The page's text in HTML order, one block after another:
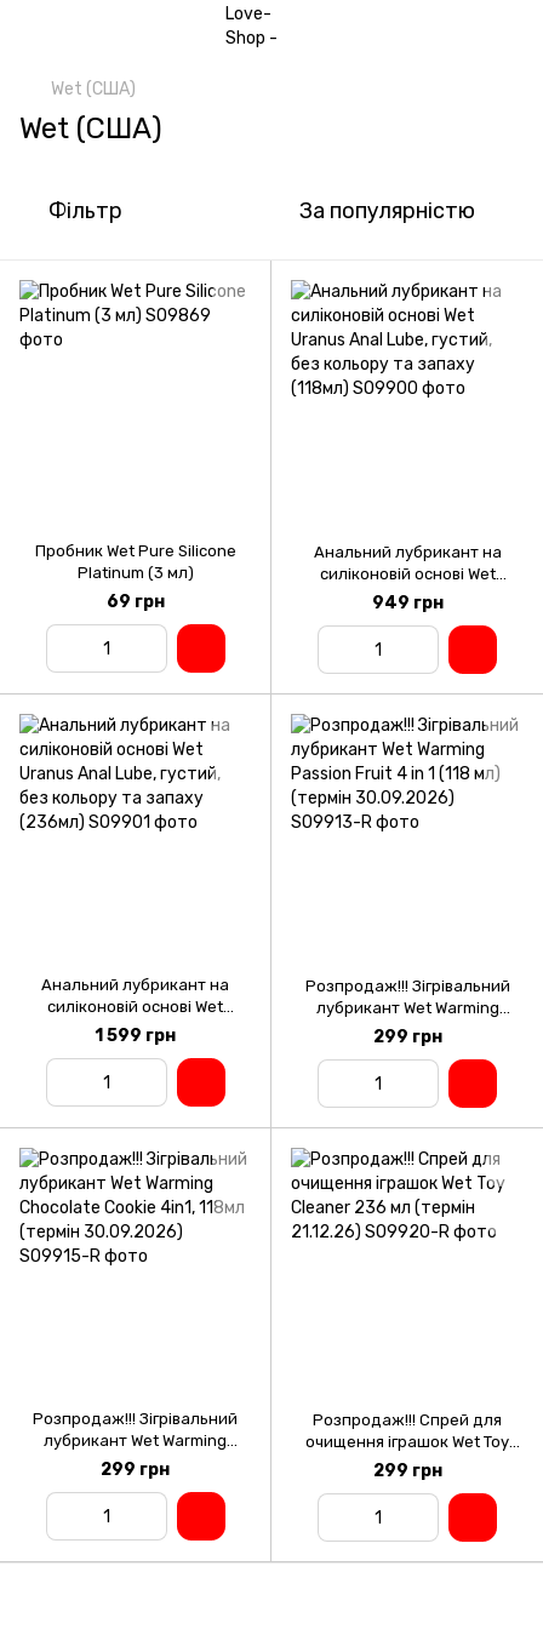
Wet (США)
Wet (США)
Фільтр За популярністю
Пробник Wet Pure Silicone
Platinum (3 мл)
69 грн
Анальний лубрикант на
силіконовій основі Wet
Uranus Anal Lube, густий, без
кольору та запаху (118мл)
949 грн
Анальний лубрикант на
силіконовій основі Wet
Uranus Anal Lube, густий, без
кольору та запаху (236мл)
1 599 грн
Розпродаж!!! Зігрівальний
лубрикант Wet Warming
Passion Fruit 4 in 1 (118 мл)
(термін 30.09.2026)
299 грн
Розпродаж!!! Зігрівальний
лубрикант Wet Warming
Chocolate Cookie 4in1, 118мл
(термін 30.09.2026)
299 грн
Розпродаж!!! Спрей для
очищення іграшок Wet Toy
Cleaner 236 мл (термін
21.12.26)
299 грн